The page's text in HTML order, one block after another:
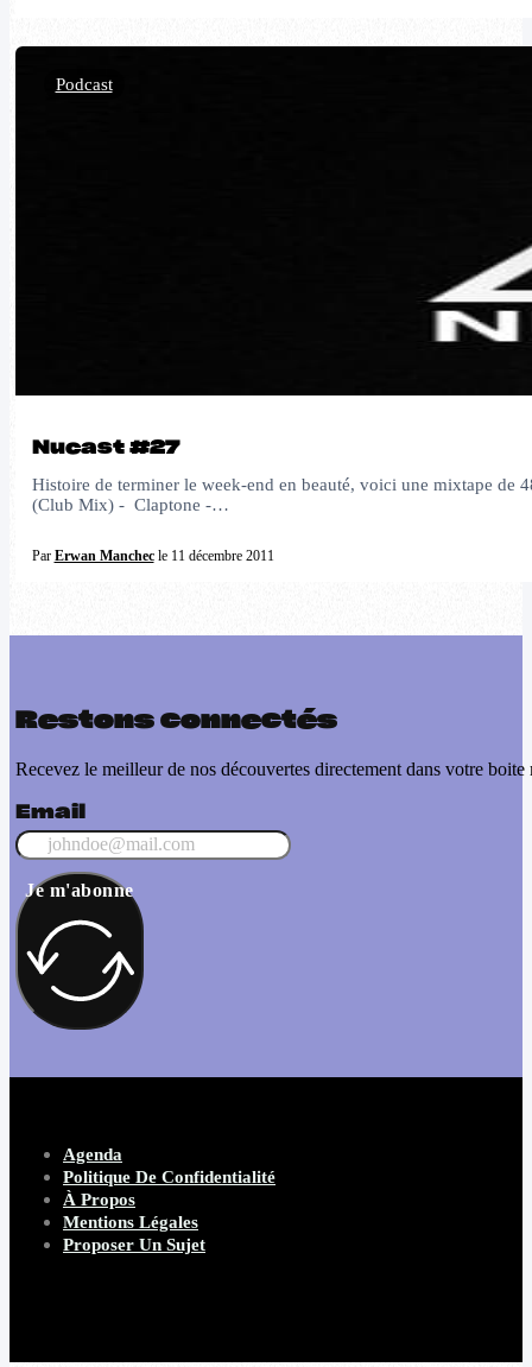
Nucast #27
Histoire de terminer le week-end en beauté, voici une mixtape
(Club Mix) - Claptone -…
Par Erwan Manchecle 11 décembre 2011
Podcast
Restons connectés
Recevez le meilleur de nos découvertes directement dans votre boite
Email
Je m'abonne
Agenda
Politique De Confidentialité
À Propos
Mentions Légales
Proposer Un Sujet